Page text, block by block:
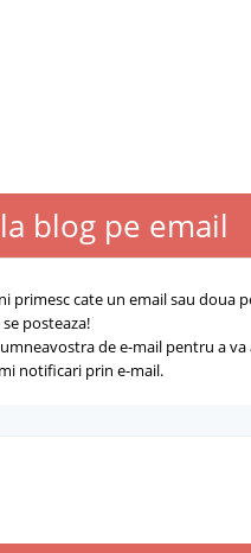
blog pe email
primesc cate un email sau doua
posteaza!
de e-mail pentru a va
notificari prin e-mail.